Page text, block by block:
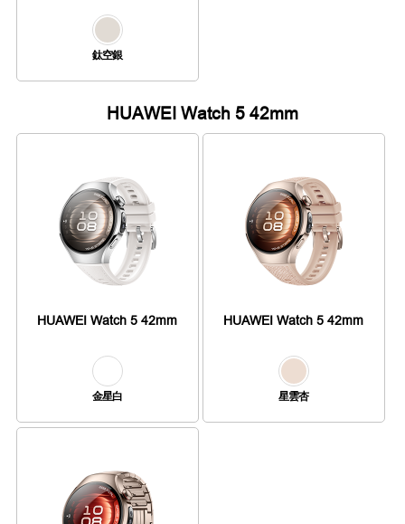
鈦空銀
HUAWEI Watch 5 42mm
HUAWEI Watch 5 42mm
金星白
HUAWEI Watch 5 42mm
星雲杏